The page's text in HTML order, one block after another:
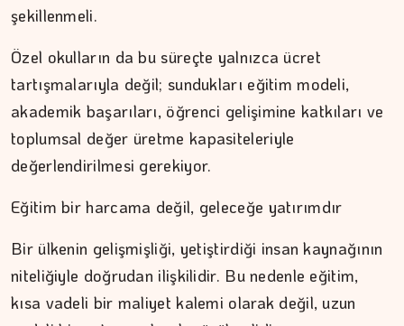
şekillenmeli.
Özel okulların da bu süreçte yalnızca ücret
tartışmalarıyla değil; sundukları eğitim modeli,
akademik başarıları, öğrenci gelişimine katkıları ve
toplumsal değer üretme kapasiteleriyle
değerlendirilmesi gerekiyor.
Eğitim bir harcama değil, geleceğe yatırımdır
Bir ülkenin gelişmişliği, yetiştirdiği insan kaynağının
niteliğiyle doğrudan ilişkilidir. Bu nedenle eğitim,
kısa vadeli bir maliyet kalemi olarak değil, uzun
İPEK KOCAMAN
Kitap kafenin rafları arasında…